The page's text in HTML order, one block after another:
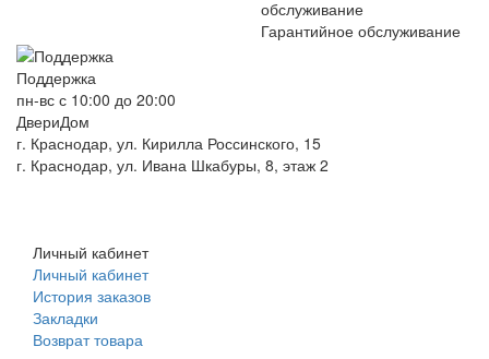
Гарантийное обслуживание
Поддержка
пн-вс с 10:00 до 20:00
ДвериДом
г. Краснодар, ул. Кирилла Россинского, 15
г. Краснодар, ул. Ивана Шкабуры, 8, этаж 2
Личный кабинет
Личный кабинет
История заказов
Закладки
Возврат товара